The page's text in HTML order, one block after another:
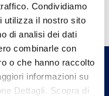
Condividiamo
utilizza il nostro sito
di analisi dei dati
combinarle con
o che hanno raccolto
informazioni su
Dettagli. Scopra di
te e parla con